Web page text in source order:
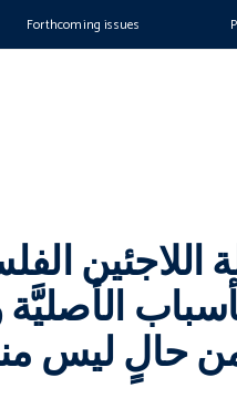
Forthcoming issues
اللاجئين
حالٍ ليس